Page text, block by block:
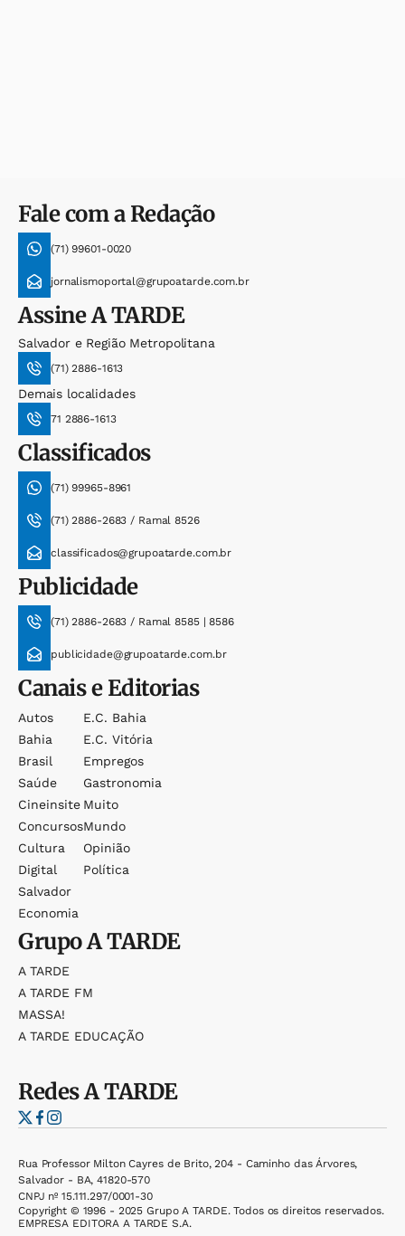
Fale com a Redação
(71) 99601-0020
jornalismoportal@grupoatarde.com.br
AssineA TARDE
Salvador e Região Metropolitana
(71) 2886-1613
Demais localidades
71 2886-1613
Classificados
(71) 99965-8961
(71) 2886-2683 / Ramal 8526
classificados@grupoatarde.com.br
Publicidade
(71) 2886-2683 / Ramal 8585 | 8586
publicidade@grupoatarde.com.br
Canais e Editorias
Autos
Bahia
Brasil
Saúde
Cineinsite
Concursos
Cultura
Digital
Salvador
Economia
E.c. Bahia
E.c. Vitória
Empregos
Gastronomia
Muito
Mundo
Opinião
Política
GrupoA TARDE
A TARDE
A TARDE FM
MASSA!
A TARDE EDUCAÇÃO
RedesA TARDE
Rua Professor Milton Cayres de Brito, 204 - Caminho das Árvores,
Salvador - BA, 41820-570
CNPJ nº 15.111.297/0001-30
Copyright © 1996 - 2025 Grupo A TARDE. Todos os direitos reservados.
EMPRESA EDITORA A TARDE S.A.